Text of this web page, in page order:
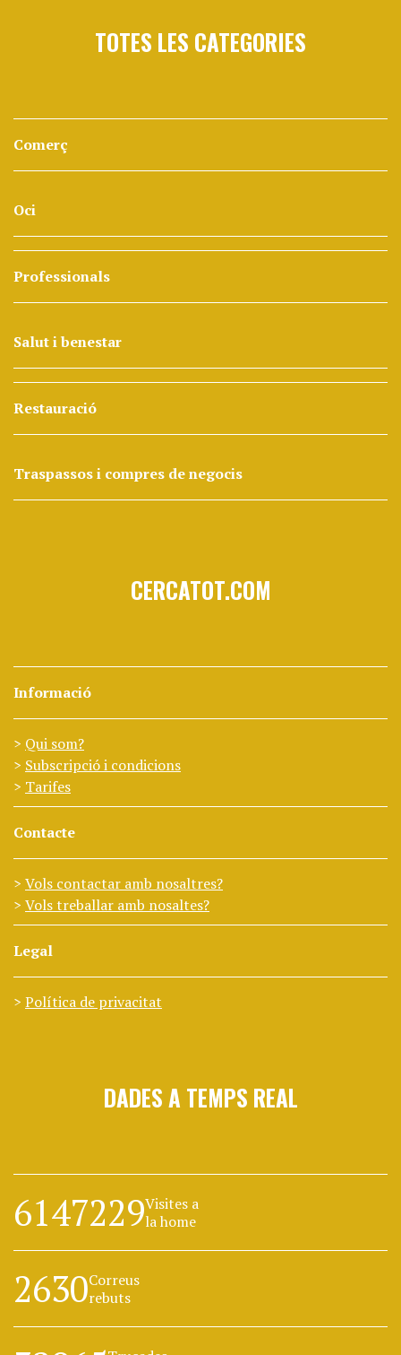
TOTES LES CATEGORIES
Comerç
Oci
Professionals
Salut i benestar
Restauració
Traspassos i compres de negocis
CERCATOT.COM
Informació
Qui som?
Subscripció i condicions
Tarifes
Contacte
Vols contactar amb nosaltres?
Vols treballar amb nosaltes?
Legal
Política de privacitat
DADES A TEMPS REAL
6147229Visites a
la home
2630Correus
rebuts